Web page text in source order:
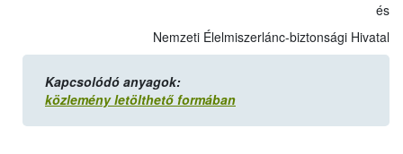
és
Nemzeti Élelmiszerlánc-biztonsági Hivatal
Kapcsolódó anyagok:
közlemény letölthető formában